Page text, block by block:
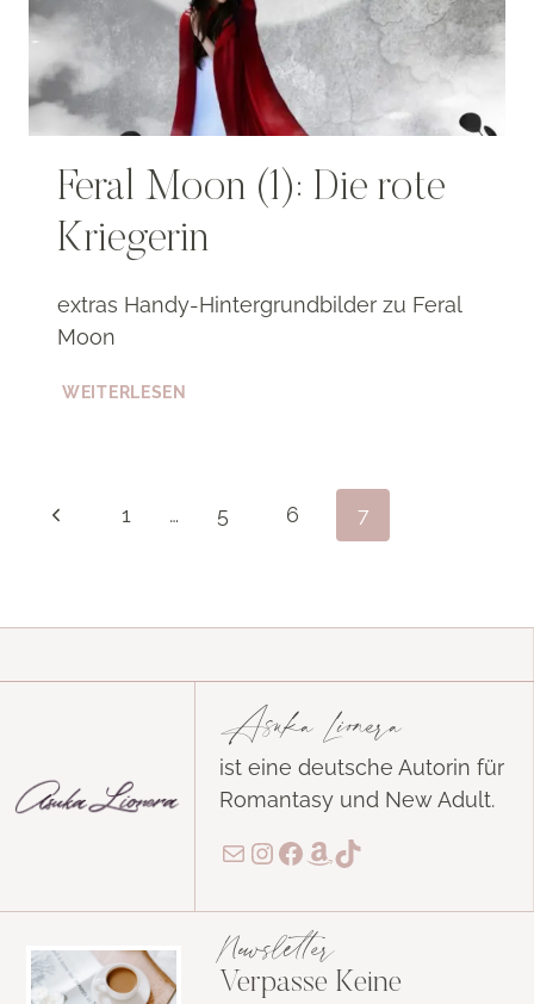
Feral Moon (1): Die rote
Kriegerin
extras Handy-Hintergrundbilder zu Feral
Moon
WEITERLESEN
KRIEGERIN
Seitennavigation
Vorherige
1 … 5 6 7
Asuka Lionera
ist eine deutsche Autorin für
Romantasy und New Adult.
E-MailInstagram
Facebook
Amazon
TikTok
Newsletter
Verpasse Keine